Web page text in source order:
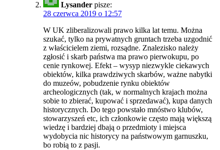
Lysander pisze:
28 czerwca 2019 o 12:57
W UK zliberalizowali prawo kilka lat temu. Można
szukać, tylko na prywatnych gruntach trzeba uzgodnić
z właścicielem ziemi, rozsądne. Znalezisko należy
zgłosić i skarb państwa ma prawo pierwokupu, po
cenie rynkowej. Efekt – wysyp niezwykle ciekawych
obiektów, kilka prawdziwych skarbów, ważne nabytki
do muzeów, pobudzenie rynku obiektów
archeologicznych (tak, w normalnych krajach można
sobie to zbierać, kupować i sprzedawać), kupa danych
historycznych. Do tego powstało mnóstwo klubów,
stowarzyszeń etc, ich członkowie często mają większą
wiedzę i bardziej dbają o przedmioty i miejsca
wydobycia nic historycy na państwowym garnuszku,
bo robią to z pasji.